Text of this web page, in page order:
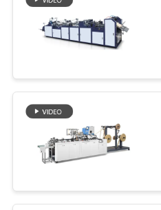
PENAWARAN
PRIVACY
POLICY